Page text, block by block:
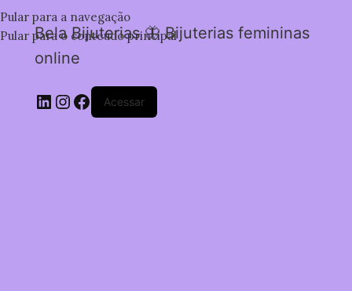
Pular para a navegação
Pular para o conteúdo principal
Bela Bijuterias 🦋 Bijuterias femininas
online
Acessar